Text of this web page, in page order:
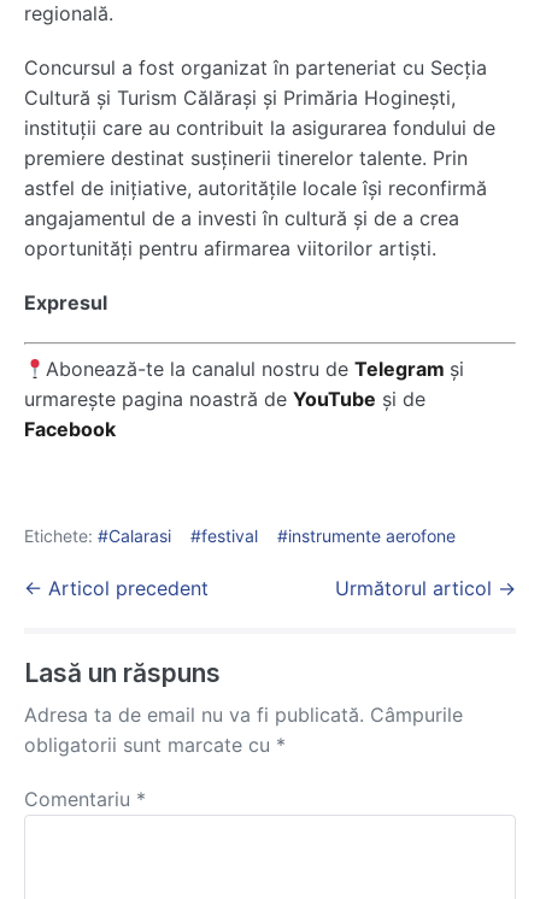
regională.
Concursul a fost organizat în parteneriat cu Secția
Cultură și Turism Călărași și Primăria Hoginești,
instituții care au contribuit la asigurarea fondului de
premiere destinat susținerii tinerelor talente. Prin
astfel de inițiative, autoritățile locale își reconfirmă
angajamentul de a investi în cultură și de a crea
oportunități pentru afirmarea viitorilor artiști.
Expresul
Abonează-te la canalul nostru deTelegram și
urmarește pagina noastră de YouTube și de
Facebook
Etichete: Calarasi festival instrumente aerofone
Post
← Articol precedent Următorul articol →
Lasă un răspuns
Adresa ta de email nu va fi publicată. Câmpurile
obligatorii sunt marcate cu *
Comentariu *